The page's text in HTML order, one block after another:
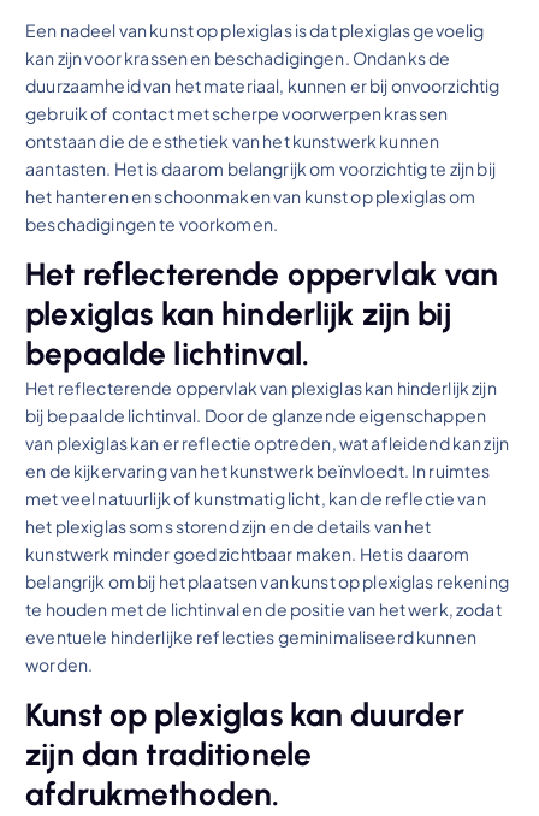
Een nadeel van kunst op plexiglas is dat plexiglas gevoelig
kan zijn voor krassen en beschadigingen. Ondanks de
duurzaamheid van het materiaal, kunnen er bij onvoorzichtig
gebruik of contact met scherpe voorwerpen krassen
ontstaan die de esthetiek van het kunstwerk kunnen
aantasten. Het is daarom belangrijk om voorzichtig te zijn bij
het hanteren en schoonmaken van kunst op plexiglas om
beschadigingen te voorkomen.
Het reflecterende oppervlak van
plexiglas kan hinderlijk zijn bij
bepaalde lichtinval.
Het reflecterende oppervlak van plexiglas kan hinderlijk zijn
bij bepaalde lichtinval. Door de glanzende eigenschappen
van plexiglas kan er reflectie optreden, wat afleidend kan zijn
en de kijkervaring van het kunstwerk beïnvloedt. In ruimtes
met veel natuurlijk of kunstmatig licht, kan de reflectie van
het plexiglas soms storend zijn en de details van het
kunstwerk minder goed zichtbaar maken. Het is daarom
belangrijk om bij het plaatsen van kunst op plexiglas rekening
te houden met de lichtinval en de positie van het werk, zodat
eventuele hinderlijke reflecties geminimaliseerd kunnen
worden.
Kunst op plexiglas kan duurder
zijn dan traditionele
afdrukmethoden.